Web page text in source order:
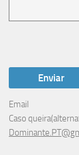
Email
Caso